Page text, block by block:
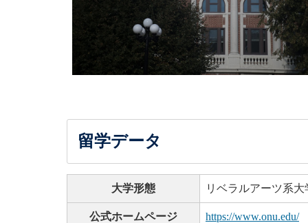
留学データ
大学形態 リベラルアーツ系大
公式ホームページ https://www.onu.edu/